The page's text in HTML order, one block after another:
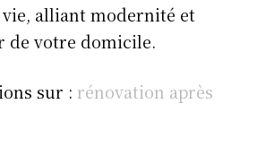
vie, alliant modernité et
votre domicile.
sur : rénovation après